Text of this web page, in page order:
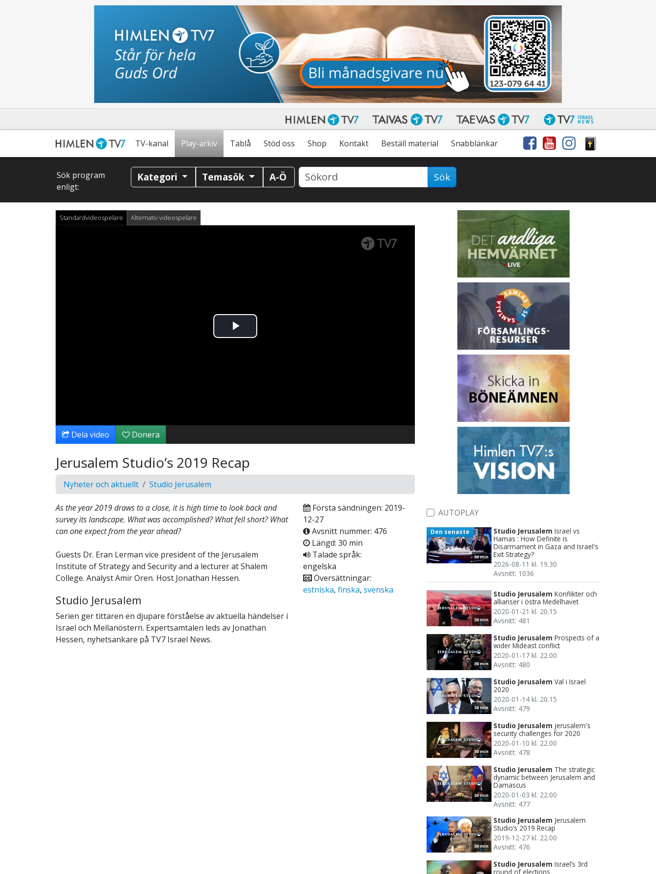
TV-kanal Play-arkiv Tablå Stöd oss Shop Kontakt Beställ material Snabblänkar
Sök program
enligt:
Kategori Temasök A-Ö Sök
Standardvideospelare Alternativ videospelare
Spela
Dela video Donera
Jerusalem Studio’s 2019 Recap
Nyheter och aktuellt Studio Jerusalem
As the year 2019 draws to a close, it is high time to look back and
survey its landscape. What was accomplished? What fell short? What
can one expect from the year ahead?
Guests Dr. Eran Lerman vice president of the Jerusalem
Institute of Strategy and Security and a lecturer at Shalem
College. Analyst Amir Oren. Host Jonathan Hessen.
Studio Jerusalem
Serien ger tittaren en djupare förståelse av aktuella händelser i
Israel och Mellanöstern. Expertsamtalen leds av Jonathan
Hessen, nyhetsankare på TV7 Israel News.
Första sändningen: 2019-
12-27
Avsnitt nummer: 476
Längd: 30 min
Talade språk:
engelska
Översättningar:
estniska, finska, svenska
AUTOPLAY
30 min
Den senaste Studio Jerusalem Israel vs
Hamas : How Definite is
Disarmament in Gaza and Israel's
Exit Strategy?
2026-08-11 kl. 19.30
Avsnitt: 1036
30 min
Studio Jerusalem Konflikter och
allianser i östra Medelhavet
2020-01-21 kl. 20.15
Avsnitt: 481
30 min
Studio Jerusalem Prospects of a
wider Mideast conflict
2020-01-17 kl. 22.00
Avsnitt: 480
30 min
Studio Jerusalem Val i Israel
2020
2020-01-14 kl. 20.15
Avsnitt: 479
30 min
Studio Jerusalem Jerusalem's
security challenges for 2020
2020-01-10 kl. 22.00
Avsnitt: 478
30 min
Studio Jerusalem The strategic
dynamic between Jerusalem and
Damascus
2020-01-03 kl. 22.00
Avsnitt: 477
30 min
Studio Jerusalem Jerusalem
Studio’s 2019 Recap
2019-12-27 kl. 22.00
Avsnitt: 476
Studio Jerusalem Israel’s 3rd
round of elections